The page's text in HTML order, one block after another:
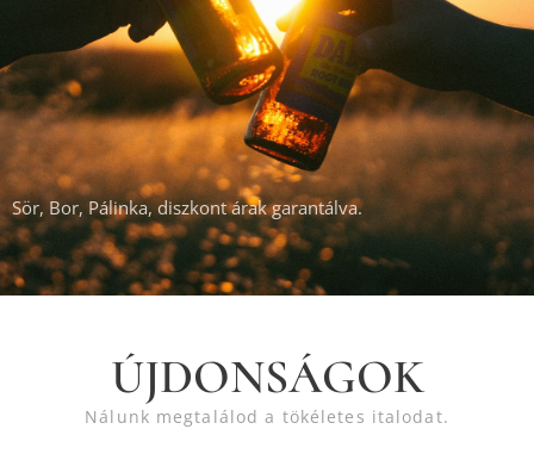
Sör, Bor, Pálinka, diszkont árak garantálva.
ÚJDONSÁGOK
Nálunk megtalálod a tökéletes italodat.